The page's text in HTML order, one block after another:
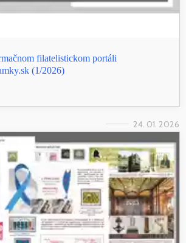
filatelistickom portáli
(1/2026)
24. 01. 2026